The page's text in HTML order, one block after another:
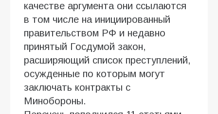
качестве аргумента они ссылаются
в том числе на инициированный
правительством РФ и недавно
принятый Госдумой закон,
расширяющий список преступлений,
осужденные по которым могут
заключать контракты с
Минобороны.